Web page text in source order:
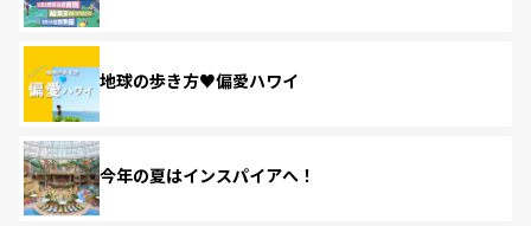
地球の歩き方♥偏愛ハワイ
今年の夏はインスパイアへ！